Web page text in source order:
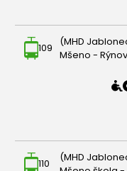
109
(MHD
Mšeno -
110
(MHD